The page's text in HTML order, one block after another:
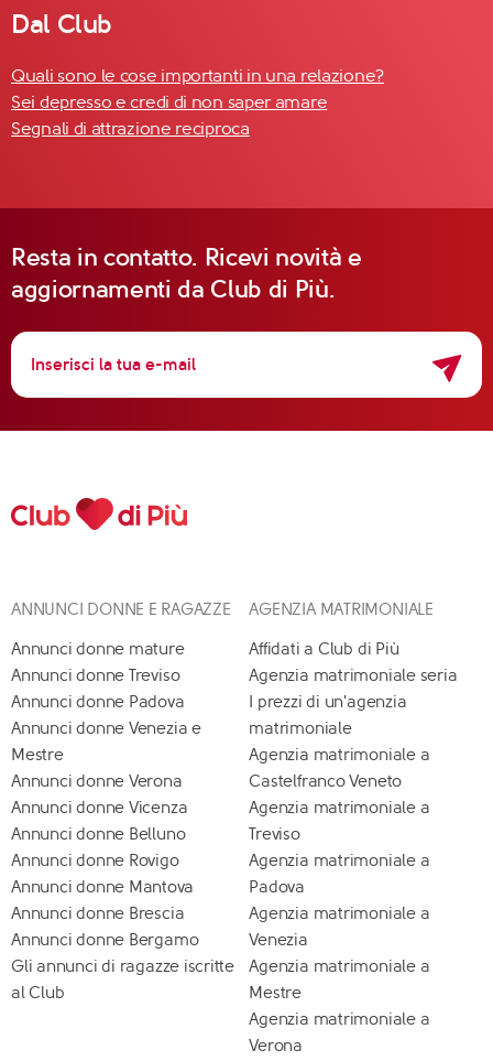
Dal Club
Quali sono le cose importanti in una relazione?
Sei depresso e credi di non saper amare
Segnali di attrazione reciproca
Resta in contatto. Ricevi novità e
aggiornamenti da Club di Più.
ANNUNCI DONNE E RAGAZZE
Annunci donne mature
Annunci donne Treviso
Annunci donne Padova
Annunci donne Venezia e
Mestre
Annunci donne Verona
Annunci donne Vicenza
Annunci donne Belluno
Annunci donne Rovigo
Annunci donne Mantova
Annunci donne Brescia
Annunci donne Bergamo
Gli annunci di ragazze iscritte
al Club
AGENZIA MATRIMONIALE
Affidati a Club di Più
Agenzia matrimoniale seria
I prezzi di un'agenzia
matrimoniale
Agenzia matrimoniale a
Castelfranco Veneto
Agenzia matrimoniale a
Treviso
Agenzia matrimoniale a
Padova
Agenzia matrimoniale a
Venezia
Agenzia matrimoniale a
Mestre
Agenzia matrimoniale a
Verona